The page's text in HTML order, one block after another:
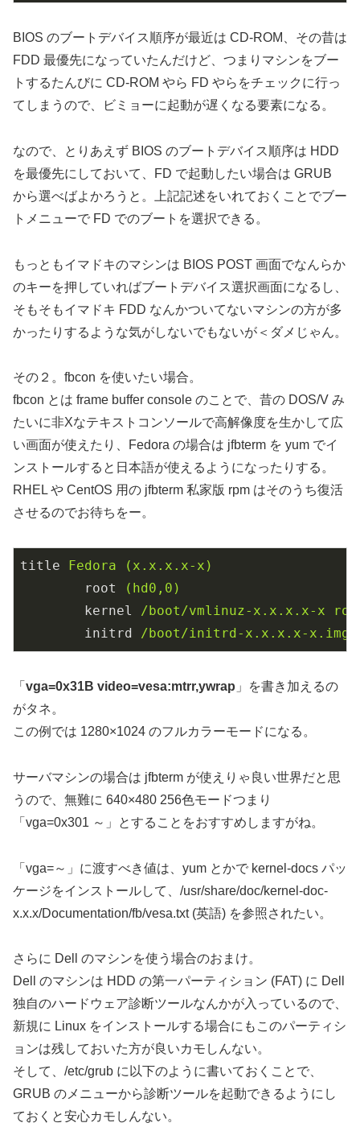
BIOS のブートデバイス順序が最近は CD-ROM、その昔は
FDD 最優先になっていたんだけど、つまりマシンをブー
トするたんびに CD-ROM やら FD やらをチェックに行っ
てしまうので、ビミョーに起動が遅くなる要素になる。
なので、とりあえず BIOS のブートデバイス順序は HDD
を最優先にしておいて、FD で起動したい場合は GRUB
から選べばよかろうと。上記記述をいれておくことでブー
トメニューで FD でのブートを選択できる。
もっともイマドキのマシンは BIOS POST 画面でなんらか
のキーを押していればブートデバイス選択画面になるし、
そもそもイマドキ FDD なんかついてないマシンの方が多
かったりするような気がしないでもないが＜ダメじゃん。
その２。fbcon を使いたい場合。
fbcon とは frame buffer console のことで、昔の DOS/V み
たいに非Xなテキストコンソールで高解像度を生かして広
い画面が使えたり、Fedora の場合は jfbterm を yum でイ
ンストールすると日本語が使えるようになったりする。
RHEL や CentOS 用の jfbterm 私家版 rpm はそのうち復活
させるのでお待ちをー。
title
Fedora (x.x.x.x-x)
root
(hd0,0)
kernel
/boot/vmlinuz-x.x.x.x-x ro
initrd
/boot/initrd-x.x.x.x-x.img
「 vga=0x31B video=vesa:mtrr,ywrap 」を書き加えるの
がタネ。
この例では 1280×1024 のフルカラーモードになる。
サーバマシンの場合は jfbterm が使えりゃ良い世界だと思
うので、無難に 640×480 256色モードつまり
「vga=0x301 ～」とすることをおすすめしますがね。
「vga=～」に渡すべき値は、yum とかで kernel-docs パッ
ケージをインストールして、/usr/share/doc/kernel-doc-
x.x.x/Documentation/fb/vesa.txt (英語) を参照されたい。
さらに Dell のマシンを使う場合のおまけ。
Dell のマシンは HDD の第一パーティション (FAT) に Dell
独自のハードウェア診断ツールなんかが入っているので、
新規に Linux をインストールする場合にもこのパーティシ
ョンは残しておいた方が良いカモしんない。
そして、/etc/grub に以下のように書いておくことで、
GRUB のメニューから診断ツールを起動できるようにし
ておくと安心カモしんない。